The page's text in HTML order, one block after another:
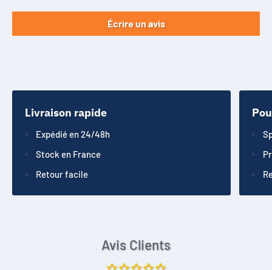
Écrire un avis
Livraison rapide
Expédié en 24/48h
Stock en France
Retour facile
Avis Clients